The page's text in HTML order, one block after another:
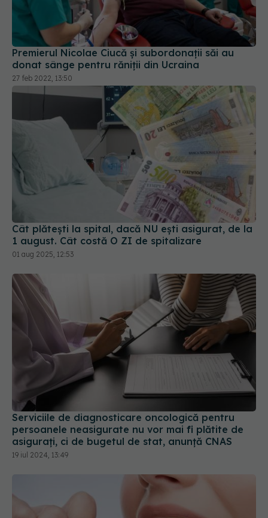
Premierul Nicolae Ciucă și subordonații săi au
donat sânge pentru răniții din Ucraina
27 feb 2022, 13:50
Cât plătești la spital, dacă NU ești asigurat, de la
1 august. Cât costă O ZI de spitalizare
01 aug 2025, 12:53
Serviciile de diagnosticare oncologică pentru
persoanele neasigurate nu vor mai fi plătite de
asigurați, ci de bugetul de stat, anunță CNAS
19 iul 2024, 13:49